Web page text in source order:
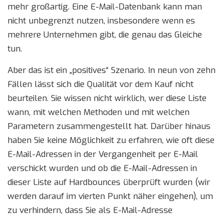
mehr großartig. Eine E-Mail-Datenbank kann man
nicht unbegrenzt nutzen, insbesondere wenn es
mehrere Unternehmen gibt, die genau das Gleiche
tun.
Aber das ist ein „positives“ Szenario. In neun von zehn
Fällen lässt sich die Qualität vor dem Kauf nicht
beurteilen. Sie wissen nicht wirklich, wer diese Liste
wann, mit welchen Methoden und mit welchen
Parametern zusammengestellt hat. Darüber hinaus
haben Sie keine Möglichkeit zu erfahren, wie oft diese
E-Mail-Adressen in der Vergangenheit per E-Mail
verschickt wurden und ob die E-Mail-Adressen in
dieser Liste auf Hardbounces überprüft wurden (wir
werden darauf im vierten Punkt näher eingehen), um
zu verhindern, dass Sie als E-Mail-Adresse